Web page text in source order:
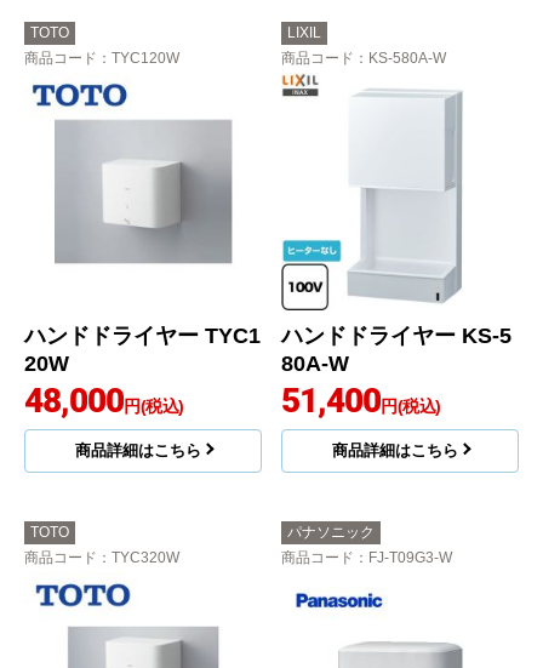
TOTO
商品コード ：TYC120W
ハンドドライヤー TYC1
20W
48,000円(税込)
商品詳細はこちら
LIXIL
商品コード ：KS-580A-W
ハンドドライヤー KS-5
80A-W
51,400円(税込)
商品詳細はこちら
TOTO
商品コード ：TYC320W
パナソニック
商品コード ：FJ-T09G3-W